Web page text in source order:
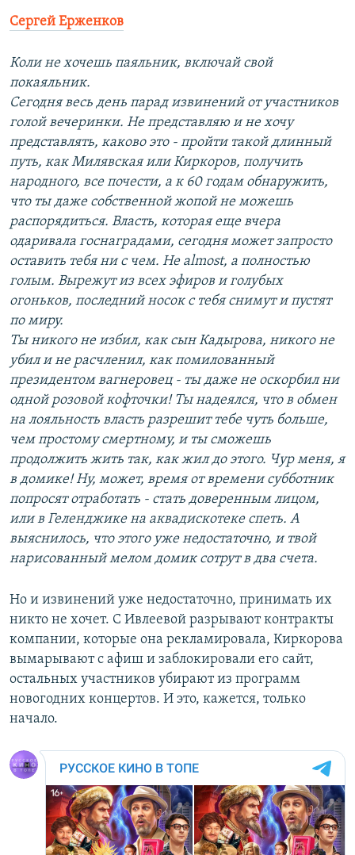
Сергей Ерженков
Коли не хочешь паяльник, включай свой
покаяльник.
Сегодня весь день парад извинений от участников
голой вечеринки. Не представляю и не хочу
представлять, каково это - пройти такой длинный
путь, как Милявская или Киркоров, получить
народного, все почести, а к 60 годам обнаружить,
что ты даже собственной жопой не можешь
распорядиться. Власть, которая еще вчера
одаривала госнаградами, сегодня может запросто
оставить тебя ни с чем. Не almost, а полностью
голым. Вырежут из всех эфиров и голубых
огоньков, последний носок с тебя снимут и пустят
по миру.
Ты никого не избил, как сын Кадырова, никого не
убил и не расчленил, как помилованный
президентом вагнеровец - ты даже не оскорбил ни
одной розовой кофточки! Ты надеялся, что в обмен
на лояльность власть разрешит тебе чуть больше,
чем простому смертному, и ты сможешь
продолжить жить так, как жил до этого. Чур меня, я
в домике! Ну, может, время от времени субботник
попросят отработать - стать доверенным лицом,
или в Геленджике на аквадискотеке спеть. А
выяснилось, что этого уже недостаточно, и твой
нарисованный мелом домик сотрут в два счета.
Но и извинений уже недостаточно, принимать их
никто не хочет. С Ивлеевой разрывают контракты
компании, которые она рекламировала, Киркорова
вымарывают с афиш и заблокировали его сайт,
остальных участников убирают из программ
новогодних концертов. И это, кажется, только
начало.